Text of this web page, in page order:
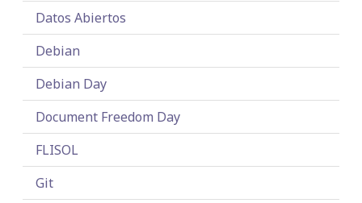
Datos Abiertos
Debian
Debian Day
Document Freedom Day
FLISOL
Git